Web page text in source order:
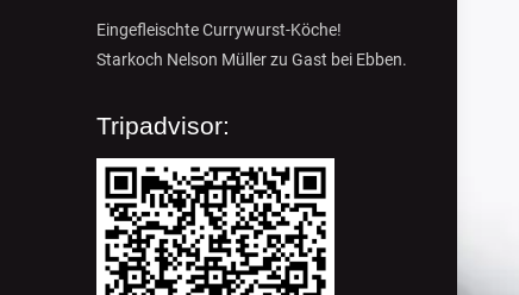
Eingefleischte Currywurst-Köche!
Starkoch Nelson Müller zu Gast bei Ebben.
Tripadvisor: